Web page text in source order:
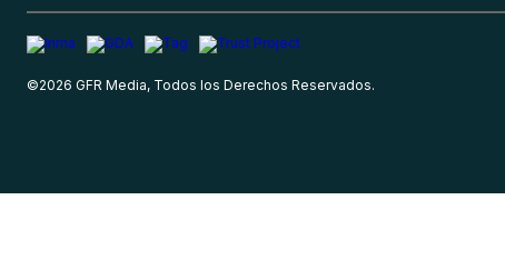
©2026 GFR Media, Todos los Derechos Reservados.